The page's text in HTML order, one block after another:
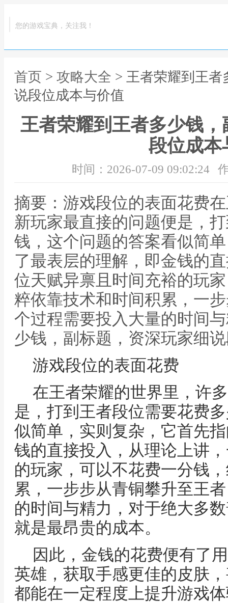
您的游戏宝典，关注我！
首页 > 攻略大全 > 王者荣耀到王
说段位成本与价值
王者荣耀到王者多少钱
段位成本
时间：2026-07-09 09:02:24
摘要：游戏段位的表面花费
新玩家最直接的问题便是，
钱，这个问题的答案看似简
了最表层的理解，即金钱的
位天赋异禀且时间充裕的玩
粹依靠技术和时间积累，一
个过程需要投入大量的时间
少钱，副标题，资深玩家细
游戏段位的表面花费
在王者荣耀的世界里，许
是，打到王者段位需要花费
似简单，实则复杂，它首先
钱的直接投入，从理论上讲
的玩家，可以不花费一分钱
累，一步步从青铜攀升至王
的时间与精力，对于绝大多
就是最昂贵的成本。
因此，金钱的花费便有了
英雄，获取手感更佳的皮肤
都能在一定程度上提升游戏